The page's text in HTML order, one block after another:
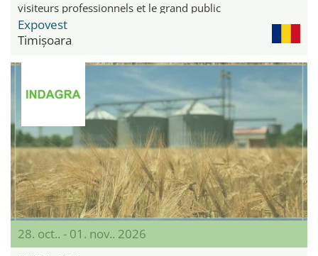
visiteurs professionnels et le grand public
Expovest
Timișoara
28. oct.. - 01. nov.. 2026